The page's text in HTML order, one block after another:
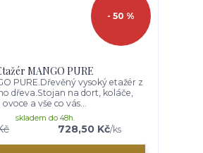
- 50 %
MANGO PURE
PURE.Dřevěný vysoký etažér z
dřeva.Stojan na dort, koláče,
ovoce a vše co vás...
728,50 Kč/ks
skladem do 48h.